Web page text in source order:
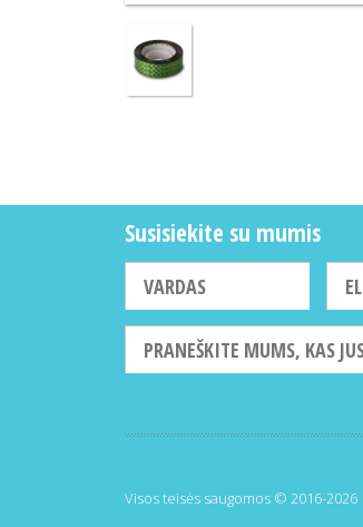
Susisiekite su mumis
Visos teisės saugomos © 2016-2026